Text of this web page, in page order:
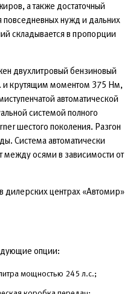
а также достаточный
нужд и дальних
складывается в пропорции
двухлитровый бензиновый
и крутящим моментом 375 Нм,
автоматической
системой полного
шестого поколения. Разгон
Система автоматически
осями в зависимости от
дилерских центрах «Автомир»
опции:
мощностью 245 л.с.;